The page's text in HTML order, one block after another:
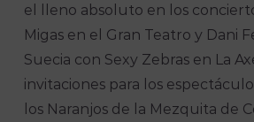
el lleno absoluto en los
Migas en el Gran Teatro y Dani
Suecia con Sexy Zebras en La
invitaciones para los
los Naranjos de la Mezquita de